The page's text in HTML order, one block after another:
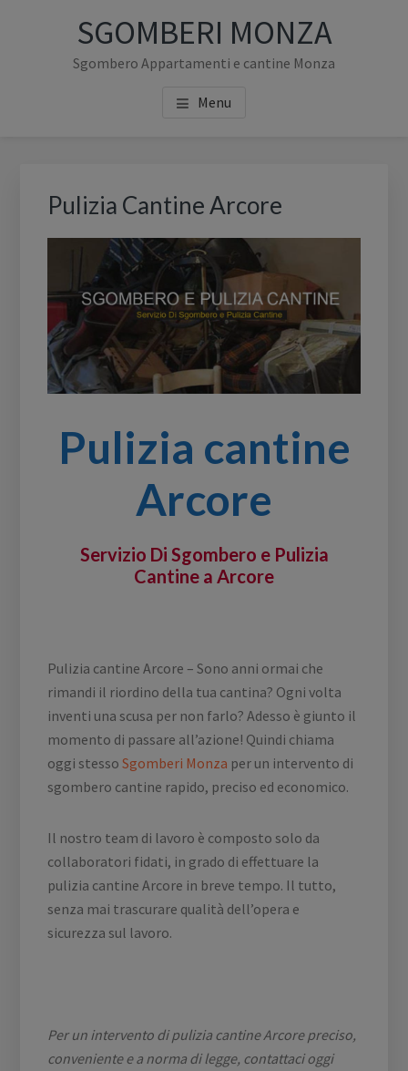
SGOMBERI MONZA
Sgombero Appartamenti e cantine Monza
Menu
Pulizia Cantine Arcore
Pulizia cantine
Arcore
Servizio Di Sgombero e Pulizia
Cantine a Arcore
Pulizia cantine Arcore – Sono anni ormai che
rimandi il riordino della tua cantina? Ogni volta
inventi una scusa per non farlo? Adesso è giunto il
momento di passare all’azione! Quindi chiama
oggi stessoSgomberi Monza per un intervento di
sgombero cantine rapido, preciso ed economico.
Il nostro team di lavoro è composto solo da
collaboratori fidati, in grado di effettuare la
pulizia cantine Arcore in breve tempo. Il tutto,
senza mai trascurare qualità dell’opera e
sicurezza sul lavoro.
Per un intervento di pulizia cantine Arcore preciso,
conveniente e a norma di legge, contattaci oggi
laterale
primaria